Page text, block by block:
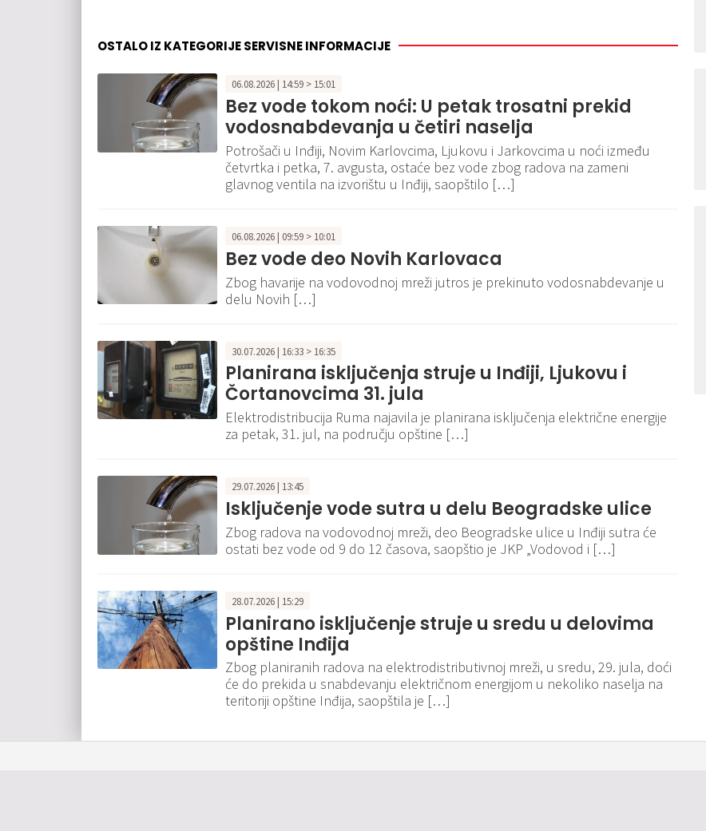
OSTALO IZ KATEGORIJE SERVISNE INFORMACIJE
06.08.2026 | 14:59 > 15:01
Bez vode tokom noći: U petak trosatni prekid
vodosnabdevanja u četiri naselja
Potrošači u Inđiji, Novim Karlovcima, Ljukovu i Jarkovcima u noći između
četvrtka i petka, 7. avgusta, ostaće bez vode zbog radova na zameni
glavnog ventila na izvorištu u Inđiji, saopštilo […]
06.08.2026 | 09:59 > 10:01
Bez vode deo Novih Karlovaca
Zbog havarije na vodovodnoj mreži jutros je prekinuto vodosnabdevanje u
delu Novih […]
30.07.2026 | 16:33 > 16:35
Planirana isključenja struje u Inđiji, Ljukovu i
Čortanovcima 31. jula
Elektrodistribucija Ruma najavila je planirana isključenja električne energije
za petak, 31. jul, na području opštine […]
29.07.2026 | 13:45
Isključenje vode sutra u delu Beogradske ulice
Zbog radova na vodovodnoj mreži, deo Beogradske ulice u Inđiji sutra će
ostati bez vode od 9 do 12 časova, saopštio je JKP „Vodovod i […]
28.07.2026 | 15:29
Planirano isključenje struje u sredu u delovima
opštine Inđija
Zbog planiranih radova na elektrodistributivnoj mreži, u sredu, 29. jula, doći
će do prekida u snabdevanju električnom energijom u nekoliko naselja na
teritoriji opštine Inđija, saopštila je […]